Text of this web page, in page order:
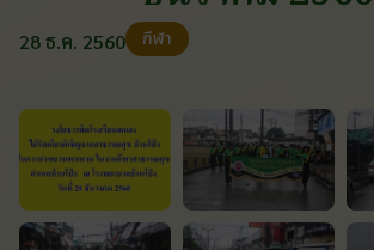
28 ธ.ค. 2560 กีฬา